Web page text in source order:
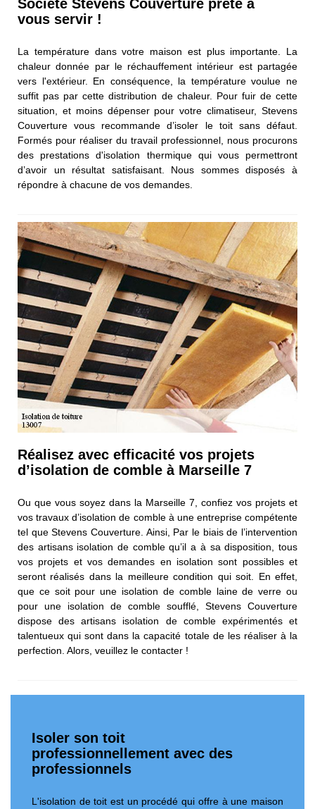
Société Stevens Couverture prête à
vous servir !
La température dans votre maison est plus importante. La
chaleur donnée par le réchauffement intérieur est partagée
vers l'extérieur. En conséquence, la température voulue ne
suffit pas par cette distribution de chaleur. Pour fuir de cette
situation, et moins dépenser pour votre climatiseur, Stevens
Couverture vous recommande d’isoler le toit sans défaut.
Formés pour réaliser du travail professionnel, nous procurons
des prestations d'isolation thermique qui vous permettront
d’avoir un résultat satisfaisant. Nous sommes disposés à
répondre à chacune de vos demandes.
Réalisez avec efficacité vos projets
d’isolation de comble à Marseille 7
Ou que vous soyez dans la Marseille 7, confiez vos projets et
vos travaux d’isolation de comble à une entreprise compétente
tel que Stevens Couverture. Ainsi, Par le biais de l’intervention
des artisans isolation de comble qu’il a à sa disposition, tous
vos projets et vos demandes en isolation sont possibles et
seront réalisés dans la meilleure condition qui soit. En effet,
que ce soit pour une isolation de comble laine de verre ou
pour une isolation de comble soufflé, Stevens Couverture
dispose des artisans isolation de comble expérimentés et
talentueux qui sont dans la capacité totale de les réaliser à la
perfection. Alors, veuillez le contacter !
Isoler son toit
professionnellement avec des
professionnels
L'isolation de toit est un procédé qui offre à une maison